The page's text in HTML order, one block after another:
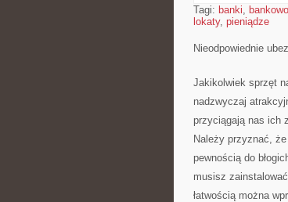
Tagi: banki,
lokaty, pieniądze
Nieodpowiednie
Jakikolwiek sprzęt
nadzwyczaj
przyciągają nas ich
Należy przyznać,
pewnością do
musisz
łatwością można